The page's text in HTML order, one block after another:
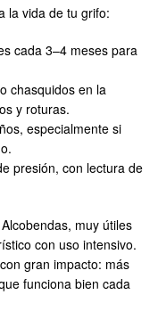
la vida de tu grifo:
cada 3–4 meses para
chasquidos en la
y roturas.
especialmente si
presión, con lectura de
muy útiles
con uso intensivo.
gran impacto: más
funciona bien cada